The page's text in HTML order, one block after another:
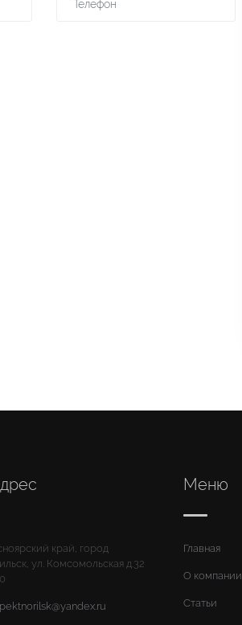
край, город
ул. Комсомольская д.32
Меню
Главная
О компании
Статьи